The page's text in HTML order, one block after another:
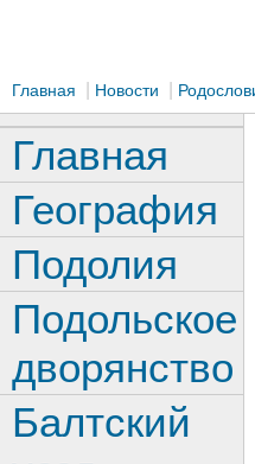
Главная Новости
Главная
География
Подолия
Подольское
дворянство
Балтский